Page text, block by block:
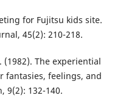
for Fujitsu kids site.
45(2): 210-218.
(1982). The experiential
fantasies, feelings, and
9(2): 132-140.